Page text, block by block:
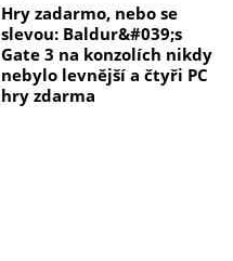
Hry zadarmo, nebo se
slevou: Baldur&#039;s
Gate 3 na konzolích nikdy
nebylo levnější a čtyři PC
hry zdarma